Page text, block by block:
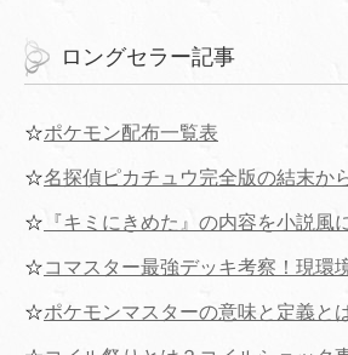
ロングセラー記事
☆ポケモン配布一覧表
☆名探偵ピカチュウ完全版の結末か
☆ 『キミにきめた』の内容を小説風
☆コマスター最強デッキ考察！現環
☆ポケモンマスターの意味と定義と